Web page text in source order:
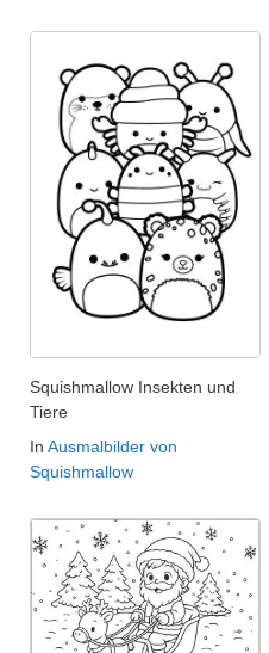
Squishmallow Insekten und
Tiere
In Ausmalbilder von
Squishmallow